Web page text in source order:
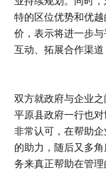
特的区位优势和优
价，表示将进一步
互动、拓展合作渠道
双方就政府与企业之
平原县政府一行也
非常认可，在帮助
的助力，随后又多
务来真正帮助在管